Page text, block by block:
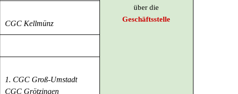
über die
Geschäftsstelle
CGC Kellmünz
1. CGC Groß-Umstadt
CGC Grötzingen